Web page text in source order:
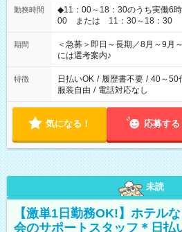
勤務時間
◆11：00～18：30のうち実働6
00 または 11：30～18：30 。*。ブランクOK！。*。 例え
ば前職が、 在宅/財団法人/事務/
スタッフ スイーツ販売/ホテル
業界から入社して活躍されていま
期間
＜急募＞即日～長期／8月～9月
には選考案内♪
特徴 日払いOK / 履歴書不要 / 40～50
服装自由 / 電話対応なし
気になる！ 応募する
未読
【激単1日勤務OK!】ホテル
会のサポートスタッフ＊日払